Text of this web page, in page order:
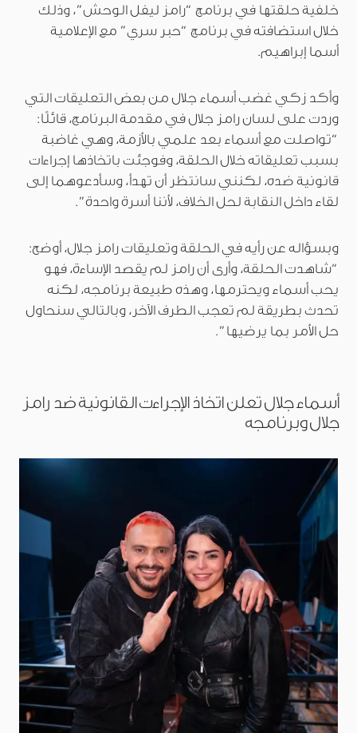
خلفية حلقتها في برنامج “رامز ليفل الوحش”، وذلك
خلال استضافته في برنامج “حبر سري” مع الإعلامية
أسما إبراهيم.
وأكد زكي غضب أسماء جلال من بعض التعليقات التي
وردت على لسان رامز جلال في مقدمة البرنامج، قائلًا:
“تواصلت مع أسماء بعد علمي بالأزمة، وهي غاضبة
بسبب تعليقاته خلال الحلقة، وفوجئت باتخاذها إجراءات
قانونية ضده، لكنني سانتظر أن تهدأ، وسأدعوهما إلى
لقاء داخل النقابة لحل الخلاف، لأننا أسرة واحدة”.
وبسؤاله عن رأيه في الحلقة وتعليقات رامز جلال، أوضح:
“شاهدت الحلقة، وأرى أن رامز لم يقصد الإساءة، فهو
يحب أسماء ويحترمها، وهذه طبيعة برنامجه، لكنه
تحدث بطريقة لم تعجب الطرف الآخر، وبالتالي سنحاول
حل الأمر بما يرضيها”.
أسماء جلال تعلن اتخاذ الإجراءت القانونية ضد رامز
جلال وبرنامجه